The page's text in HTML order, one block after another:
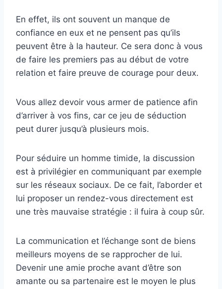
En effet, ils ont souvent un manque de
confiance en eux et ne pensent pas qu’ils
peuvent être à la hauteur. Ce sera donc à vous
de faire les premiers pas au début de votre
relation et faire preuve de courage pour deux.
Vous allez devoir vous armer de patience afin
d’arriver à vos fins, car ce jeu de séduction
peut durer jusqu’à plusieurs mois.
Pour séduire un homme timide, la discussion
est à privilégier en communiquant par exemple
sur les réseaux sociaux. De ce fait, l’aborder et
lui proposer un rendez-vous directement est
une très mauvaise stratégie : il fuira à coup sûr.
La communication et l’échange sont de biens
meilleurs moyens de se rapprocher de lui.
Devenir une amie proche avant d’être son
amante ou sa partenaire est le moyen le plus